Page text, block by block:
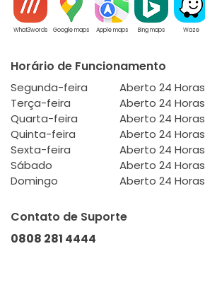
What3words Google maps Apple maps Bing maps Waze
Horário de Funcionamento
Segunda-feira
Aberto 24 Horas
Terça-feira
Aberto 24 Horas
Quarta-feira
Aberto 24 Horas
Quinta-feira
Aberto 24 Horas
Sexta-feira
Aberto 24 Horas
Sábado
Aberto 24 Horas
Domingo
Aberto 24 Horas
Contato de Suporte
0808 281 4444